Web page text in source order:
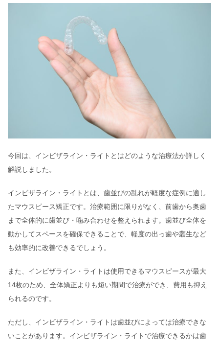
今回は、インビザライン・ライトとはどのような治療法か詳しく
解説しました。
インビザライン・ライトとは、歯並びの乱れが軽度な症例に適し
たマウスピース矯正です。治療範囲に限りがなく、前歯から奥歯
まで全体的に歯並び・噛み合わせを整えられます。歯並び全体を
動かしてスペースを確保できることで、軽度の出っ歯や叢生など
も効率的に改善できるでしょう。
また、インビザライン・ライトは使用できるマウスピースが最大
14枚のため、全体矯正よりも短い期間で治療ができ、費用も抑え
られるのです。
ただし、インビザライン・ライトは歯並びによっては治療できな
いことがあります。インビザライン・ライトで治療できるかは歯